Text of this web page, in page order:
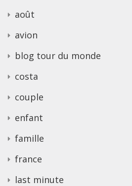
août
avion
blog tour du monde
costa
couple
enfant
famille
france
last minute